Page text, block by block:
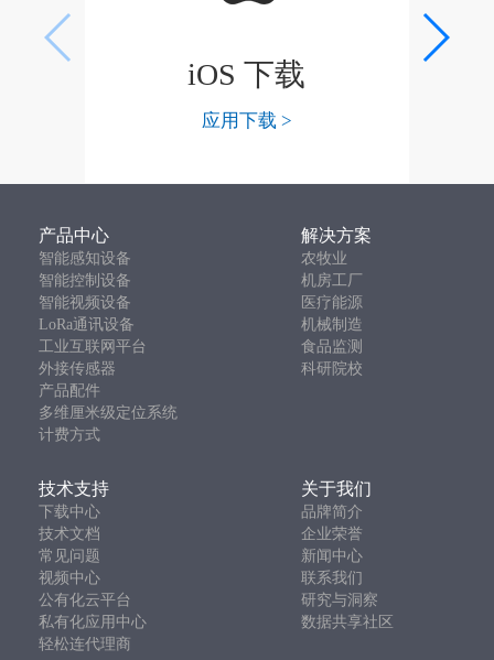
iOS 下载
应用下载 >
产品中心 解决方案
智能感知设备
农牧业
智能控制设备
机房工厂
智能视频设备
医疗能源
LoRa通讯设备
机械制造
工业互联网平台
食品监测
外接传感器
科研院校
产品配件
多维厘米级定位系统
计费方式
技术支持 关于我们
下载中心
品牌简介
技术文档
企业荣誉
常见问题
新闻中心
视频中心
联系我们
公有化云平台
研究与洞察
私有化应用中心
数据共享社区
轻松连代理商